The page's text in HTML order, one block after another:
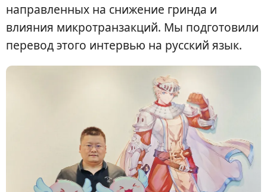
направленных на снижение гринда и
влияния микротранзакций. Мы подготовили
перевод этого интервью на русский язык.